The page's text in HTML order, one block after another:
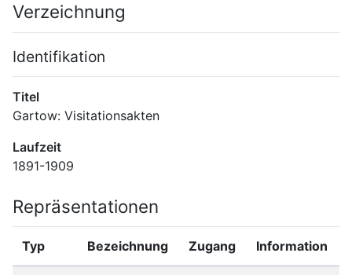
Verzeichnung
Identifikation
Titel
Gartow: Visitationsakten
Laufzeit
1891-1909
Repräsentationen
Typ Bezeichnung Zugang Information